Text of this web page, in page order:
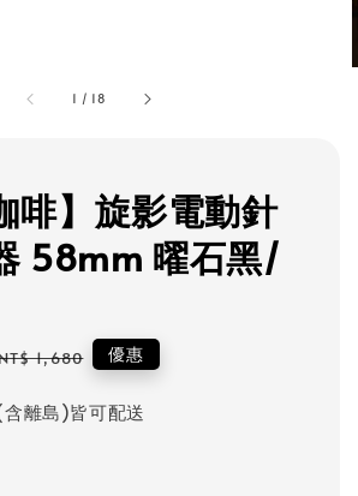
1 / 18
啡】旋影電動針
58mm 曜石黑/
1,680 優惠
離島)皆可配送